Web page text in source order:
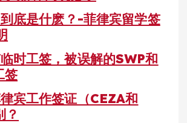
底是什麽？-菲律宾留学签
时工签，被误解的SWP和
签
宾工作签证（CEZA和
？